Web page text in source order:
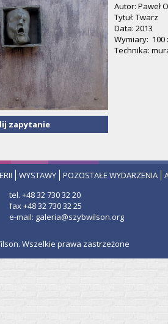
zapytanie
Autor: Paweł
Tytuł: Twarz
Data: 2013
Wymiary: 100
Technika:
WYSTAWY POZOSTAŁE WYDARZENIA
tel. +48 32 730 32 20
fax +48 32 730 32 25
e-mail: galeria@szybwilson.org
Wszelkie prawa zastrzeżone